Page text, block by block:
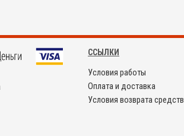
ССЫЛКИ
Условия работы
Оплата и доставка
Условия возврата средств